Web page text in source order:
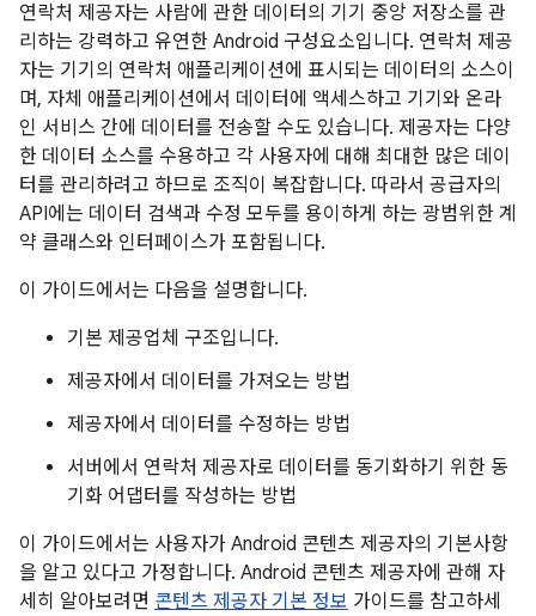
연락처 제공자는 사람에 관한 데이터의 기기 중앙 저장소를 관
리하는 강력하고 유연한 Android 구성요소입니다. 연락처 제공
자는 기기의 연락처 애플리케이션에 표시되는 데이터의 소스이
며, 자체 애플리케이션에서 데이터에 액세스하고 기기와 온라
인 서비스 간에 데이터를 전송할 수도 있습니다. 제공자는 다양
한 데이터 소스를 수용하고 각 사용자에 대해 최대한 많은 데이
터를 관리하려고 하므로 조직이 복잡합니다. 따라서 공급자의
API에는 데이터 검색과 수정 모두를 용이하게 하는 광범위한 계
약 클래스와 인터페이스가 포함됩니다.
이 가이드에서는 다음을 설명합니다.
기본 제공업체 구조입니다.
제공자에서 데이터를 가져오는 방법
제공자에서 데이터를 수정하는 방법
서버에서 연락처 제공자로 데이터를 동기화하기 위한 동
기화 어댑터를 작성하는 방법
이 가이드에서는 사용자가 Android 콘텐츠 제공자의 기본사항
을 알고 있다고 가정합니다. Android 콘텐츠 제공자에 관해 자
세히 알아보려면 콘텐츠 제공자 기본 정보 가이드를 참고하세